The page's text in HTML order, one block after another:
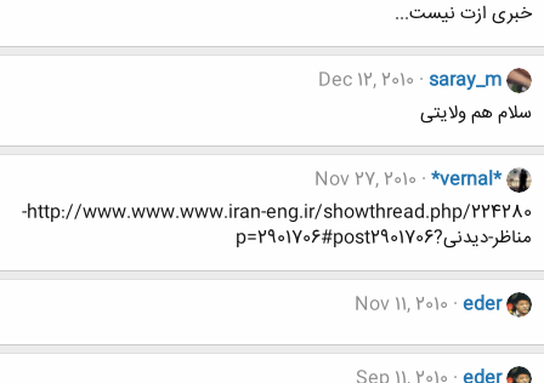
خبری ازت نیست...
saray_m
Dec 12, 2010
سلام هم ولایتی
*vernal*
Nov 27, 2010
http://www.www.www.iran-eng.ir/showthread.php/224280-
مناظر-دیدنی?p=2901706#post2901706
eder
Nov 11, 2010